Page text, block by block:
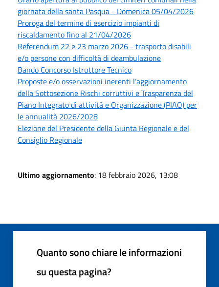
giornata della santa Pasqua - Domenica 05/04/2026
Proroga del termine di esercizio impianti di
riscaldamento fino al 21/04/2026
Referendum 22 e 23 marzo 2026 - trasporto disabili
e/o persone con difficoltà di deambulazione
Bando Concorso Istruttore Tecnico
Proposte e/o osservazioni inerenti l’aggiornamento
della Sottosezione Rischi corruttivi e Trasparenza del
Piano Integrato di attività e Organizzazione (PIAO) per
le annualità 2026/2028
Elezione del Presidente della Giunta Regionale e del
Consiglio Regionale
Ultimo aggiornamento: 18 febbraio 2026, 13:08
Quanto sono chiare le informazioni
su questa pagina?